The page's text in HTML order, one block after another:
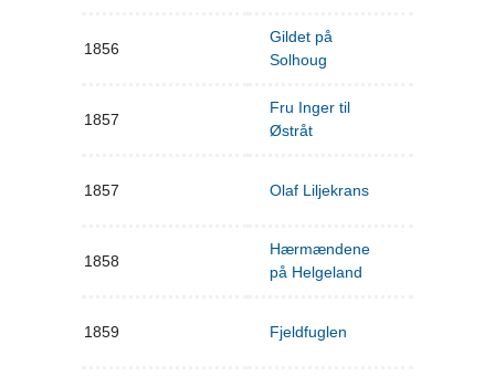
1856
Gildet på
Solhoug
1857
Fru Inger til
Østråt
1857 Olaf Liljekrans
1858
Hærmændene
på Helgeland
1859 Fjeldfuglen